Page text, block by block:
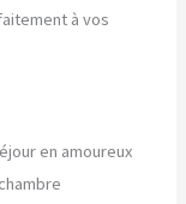
à vos
en amoureux